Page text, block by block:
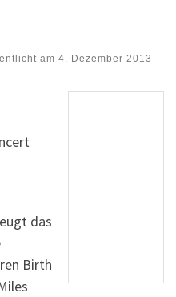
am 4. Dezember 2013
das
Birth